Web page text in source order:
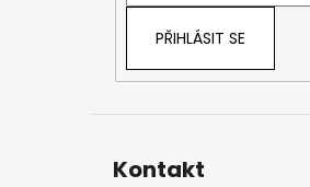
PŘIHLÁSIT SE
Kontakt